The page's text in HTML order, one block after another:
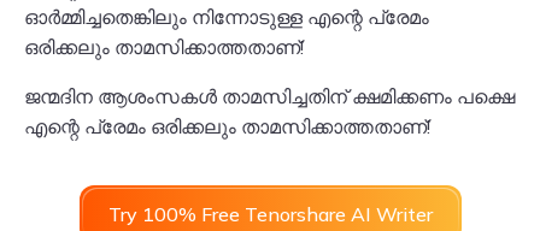
ഓർമ്മിച്ചതെങ്കിലും നിന്നോടുള്ള എന്റെ പ്രേമം
ഒരിക്കലും താമസിക്കാത്തതാണ്!
ജന്മദിന ആശംസകൾ താമസിച്ചതിന് ക്ഷമിക്കണം പക്ഷെ
എന്റെ പ്രേമം ഒരിക്കലും താമസിക്കാത്തതാണ്!
Try 100% Free Tenorshare AI Writer